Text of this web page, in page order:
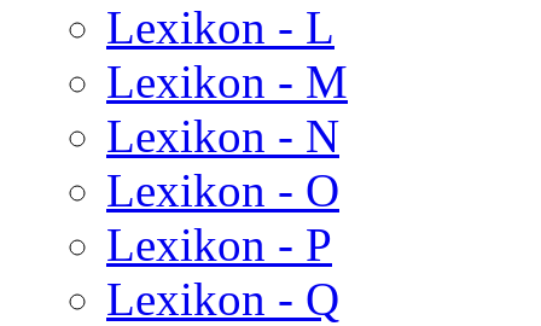
Lexikon - L
Lexikon - M
Lexikon - N
Lexikon - O
Lexikon - P
Lexikon - Q